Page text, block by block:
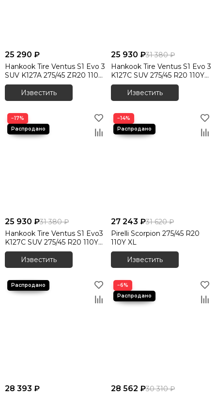
25 290 ₽
Hankook Tire Ventus S1 Evo 3
SUV K127A 275/45 ZR20 110Y
XL
Известить
25 930 ₽31 380 ₽
Hankook Tire Ventus S1 Evo 3
K127C SUV 275/45 R20 110Y
XL RunFlat
Известить
−17%
25 930 ₽31 380 ₽
Hankook Tire Ventus S1 Evo3
K127C SUV 275/45 R20 110Y
XL RunFlat
Известить
−14%
27 243 ₽31 620 ₽
Pirelli Scorpion 275/45 R20
110Y XL
Известить
28 393 ₽
−6%
28 562 ₽30 310 ₽